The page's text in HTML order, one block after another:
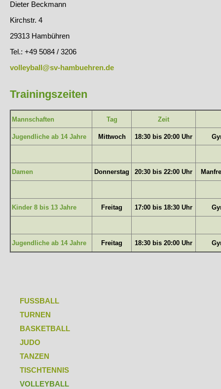
Dieter Beckmann
Kirchstr. 4
29313 Hambühren
Tel.: +49 5084 / 3206
volleyball@sv-hambuehren.de
Trainingszeiten
Mannschaften Tag Zeit
Jugendliche ab 14 Jahre Mittwoch 18:30 bis 20:00 Uhr
Damen Donnerstag 20:30 bis 22:00 Uhr
Kinder 8 bis 13 Jahre Freitag 17:00 bis 18:30 Uhr
Jugendliche ab 14 Jahre Freitag 18:30 bis 20:00 Uhr
überspringen
FUSSBALL
TURNEN
BASKETBALL
JUDO
TANZEN
TISCHTENNIS
VOLLEYBALL